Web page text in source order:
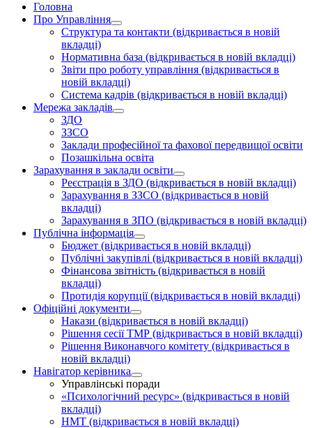
Головна
Про Управління
Структура та контакти (відкривається в новій
вкладці)
Нормативна база (відкривається в новій вкладці)
Звіти про роботу управління (відкривається в
новій вкладці)
Система кадрів (відкривається в новій вкладці)
Мережа закладів
ЗДО
ЗЗСО
Заклади професійної та фахової передвищої освіти
Позашкільна освіта
Зарахування в заклади освіти
Реєстрація в ЗДО (відкривається в новій вкладці)
Зарахування в ЗЗСО (відкривається в новій
вкладці)
Зарахування в ЗПО (відкривається в новій вкладці)
Публічна інформація
Бюджет (відкривається в новій вкладці)
Публічні закупівлі (відкривається в новій вкладці)
Фінансова звітність (відкривається в новій
вкладці)
Протидія корупції (відкривається в новій вкладці)
Офіційні документи
Накази (відкривається в новій вкладці)
Рішення сесії ТМР (відкривається в новій вкладці)
Рішення Виконавчого комітету (відкривається в
новій вкладці)
Навігатор керівника
Управлінські поради
«Психологічний ресурс» (відкривається в новій
вкладці)
НМТ (відкривається в новій вкладці)